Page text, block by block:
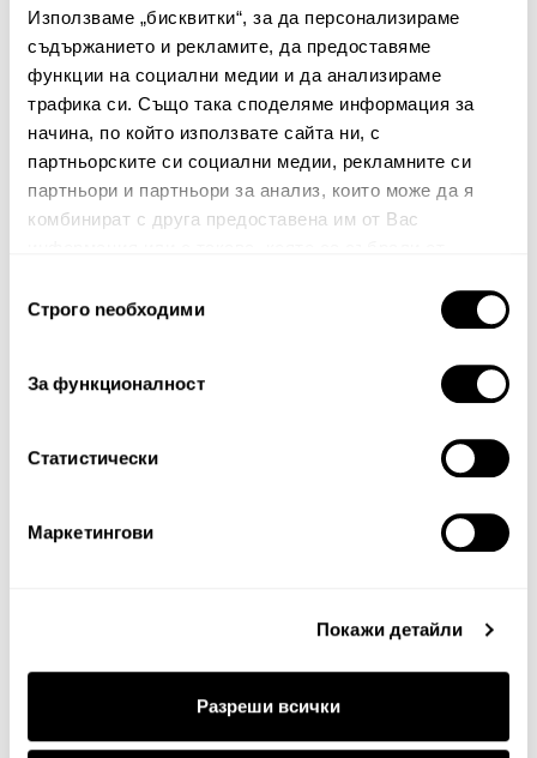
Използваме „бисквитки“, за да персонализираме
съдържанието и рекламите, да предоставяме
функции на социални медии и да анализираме
трафика си. Също така споделяме информация за
начина, по който използвате сайта ни, с
партньорските си социални медии, рекламните си
партньори и партньори за анализ, които може да я
комбинират с друга предоставена им от Вас
наСтрого nеобходими
За функционалност
Статистически
Маркетингови
Покажи детайли
Разреши всички
Няма мнения за този продукт.
Споделете Вашето мнение
Оценка:
Най-висока